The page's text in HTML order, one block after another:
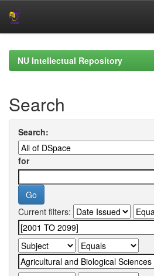
navigationNU Intellectual Repository
Search
Search:
for
Current filters: